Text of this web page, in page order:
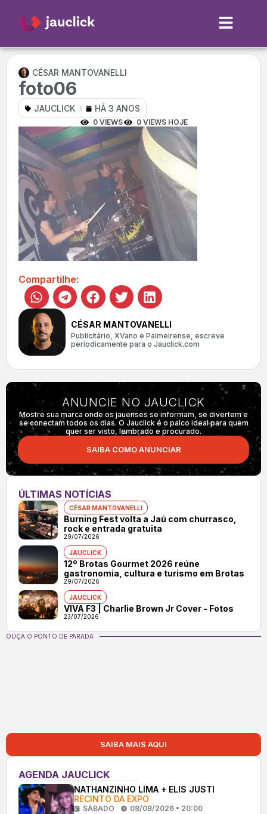
CÉSAR MANTOVANELLI
foto06
JAUCLICK HÁ 3 ANOS
0 VIEWS 0 VIEWS HOJE
Compartilhe:
CÉSAR MANTOVANELLI
Publicitário, XVano e Palmeirense, escreve
periodicamente para o Jauclick.com
ANUNCIE NO JAUCLICK
Mostre sua marca onde os jauenses se informam, se divertem e
se conectam todos os dias. O Jauclick é o palco ideal para quem
quer ser visto, lembrado e procurado.
SAIBA COMO ANUNCIAR
ÚLTIMAS NOTÍCIAS
CÉSAR MANTOVANELLI
Burning Fest volta a Jaú com churrasco,
rock e entrada gratuita
29/07/2026
JAUCLICK
12º Brotas Gourmet 2026 reúne
gastronomia, cultura e turismo em Brotas
29/07/2026
JAUCLICK
VIVA F3 | Charlie Brown Jr Cover - Fotos
23/07/2026
OUÇA O PONTO DE PARADA
SAIBA MAIS AQUI
AGENDA JAUCLICK
NATHANZINHO LIMA + ELIS JUSTI
RECINTO DA EXPO
SÁBADO 08/08/2026 • 20:00